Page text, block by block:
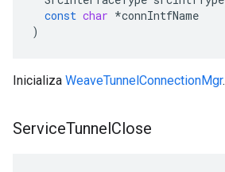
const char *connIntfName
)
Inicializa WeaveTunnelConnectionMgr.
ServiceTunnelClose